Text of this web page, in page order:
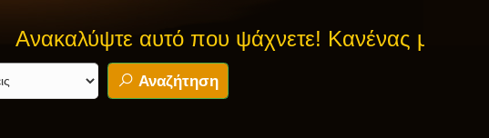
αυτό που ψάχνετε! Κανένας μύθος δεν
Αναζήτηση